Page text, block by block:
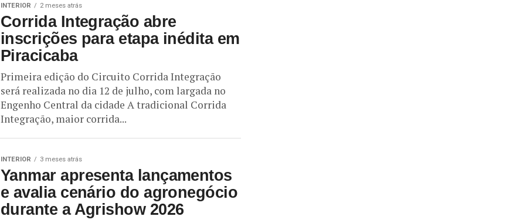
INTERIOR 2 meses atrás
Corrida Integração abre
inscrições para etapa inédita em
Piracicaba
Primeira edição do Circuito Corrida Integração
será realizada no dia 12 de julho, com largada no
Engenho Central da cidade A tradicional Corrida
Integração, maior corrida...
INTERIOR 3 meses atrás
Yanmar apresenta lançamentos
e avalia cenário do agronegócio
durante a Agrishow 2026